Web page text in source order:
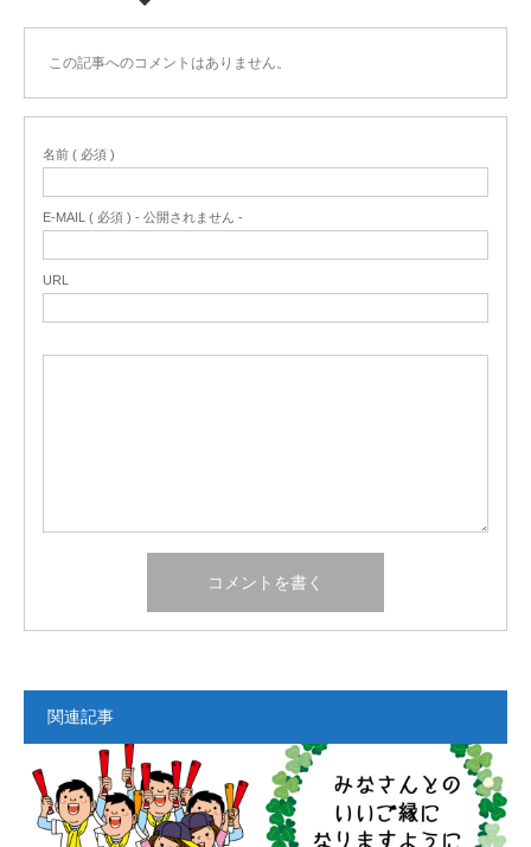
この記事へのコメントはありません。
名前 ( 必須 )
E-MAIL ( 必須 ) - 公開されません -
URL
関連記事